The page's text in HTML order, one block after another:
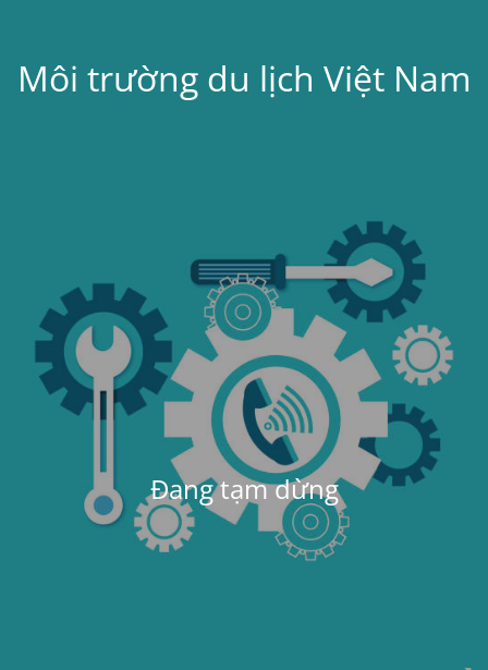
Môi trường du lịch Việt Nam
Đang tạm dừng